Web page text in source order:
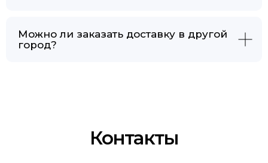
Можно ли заказать доставку в другой
город?